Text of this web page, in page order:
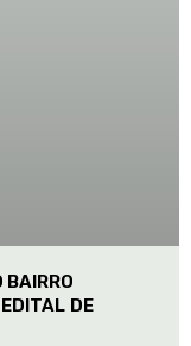
BAIRRO
DE